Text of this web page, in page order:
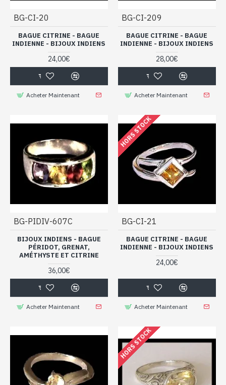
BG-CI-20
BAGUE CITRINE - BAGUE
INDIENNE - BIJOUX INDIENS
24,00€
Acheter Maintenant
BG-CI-209
BAGUE CITRINE - BAGUE
INDIENNE - BIJOUX INDIENS
28,00€
Acheter Maintenant
BG-PIDIV-607C
BIJOUX INDIENS - BAGUE
PÉRIDOT, GRENAT,
AMÉTHYSTE ET CITRINE
36,00€
Acheter Maintenant
HORS STOCK
BG-CI-21
BAGUE CITRINE - BAGUE
INDIENNE - BIJOUX INDIENS
24,00€
Acheter Maintenant
HORS STOCK